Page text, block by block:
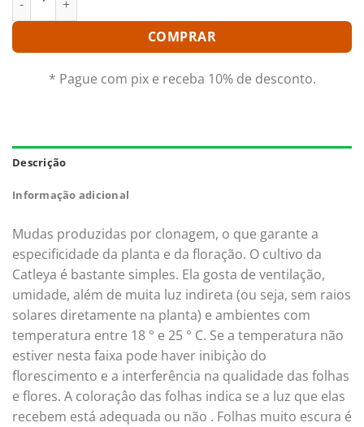
COMPRAR
* Pague com pix e receba 10% de desconto.
Descrição
Informação adicional
Mudas produzidas por clonagem, o que garante a
especificidade da planta e da floração. O cultivo da
Catleya é bastante simples. Ela gosta de ventilação,
umidade, além de muita luz indireta (ou seja, sem raios
solares diretamente na planta) e ambientes com
temperatura entre 18 ° e 25 ° C. Se a temperatura não
estiver nesta faixa pode haver inibiçào do
florescimento e a interferência na qualidade das folhas
e flores. A coloraçâo das folhas indica se a luz que elas
recebem está adequada ou não . Folhas muito escura é